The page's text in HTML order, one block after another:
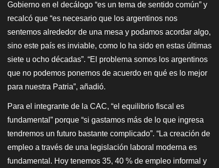
Gobierno en el decálogo “es un tema de sentido común” y
recalcó que “es necesario que los argentinos nos
sentemos alrededor de una mesa y podamos acordar algo,
sino este país es inviable, como lo ha sido en estas últimas
siete u ocho décadas”. “El problema somos los argentinos
que no podemos ponernos de acuerdo en qué es lo mejor
para nuestra Patria”, añadió.
Para el integrante de la CAC, “el equilibrio fiscal es
fundamental” porque “si gastamos más de lo que ingresa
tendremos un futuro bastante complicado”. “La creación de
empleo a través de una legislación laboral moderna es
fundamental. Hoy tenemos 35, 40 % de empleo informal y